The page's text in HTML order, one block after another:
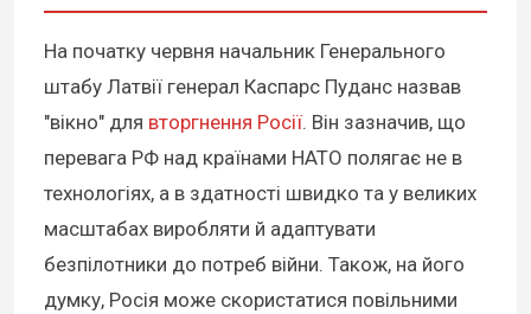
На початку червня начальник Генерального
штабу Латвії генерал Каспарс Пуданс назвав
"вікно" для вторгнення Росії. Він зазначив, що
перевага РФ над країнами НАТО полягає не в
технологіях, а в здатності швидко та у великих
масштабах виробляти й адаптувати
безпілотники до потреб війни. Також, на його
думку, Росія може скористатися повільними